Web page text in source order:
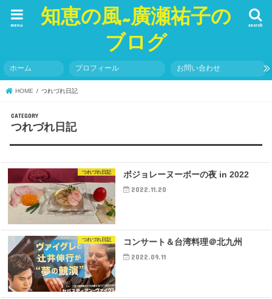
知恵の風~廣瀬祐子の
ブログ
search
menu
ホーム プロフィール お問い合わせ
HOME つれづれ日記
つれづれ日記
つれづれ日記 ボジョレーヌーボーの夜 in 2022
2022.11.20
つれづれ日記 コンサート＆台湾料理＠北九州
2022.09.11